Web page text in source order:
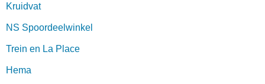
Kruidvat
NS Spoordeelwinkel
Trein en La Place
Hema